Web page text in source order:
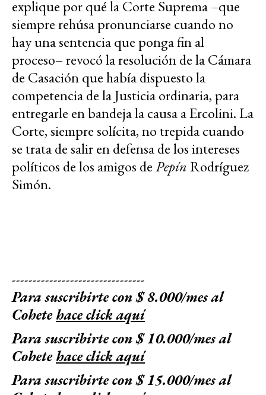
explique por qué la Corte Suprema –que
siempre rehúsa pronunciarse cuando no
hay una sentencia que ponga fin al
proceso– revocó la resolución de la Cámara
de Casación que había dispuesto la
competencia de la Justicia ordinaria, para
entregarle en bandeja la causa a Ercolini. La
Corte, siempre solícita, no trepida cuando
se trata de salir en defensa de los intereses
políticos de los amigos dePepínRodríguez
Simón.
--------------------------------
Para suscribirte con $ 8.000/mes al
Cohetehace click aquí
Para suscribirte con $ 10.000/mes al
Cohetehace click aquí
Para suscribirte con $ 15.000/mes al